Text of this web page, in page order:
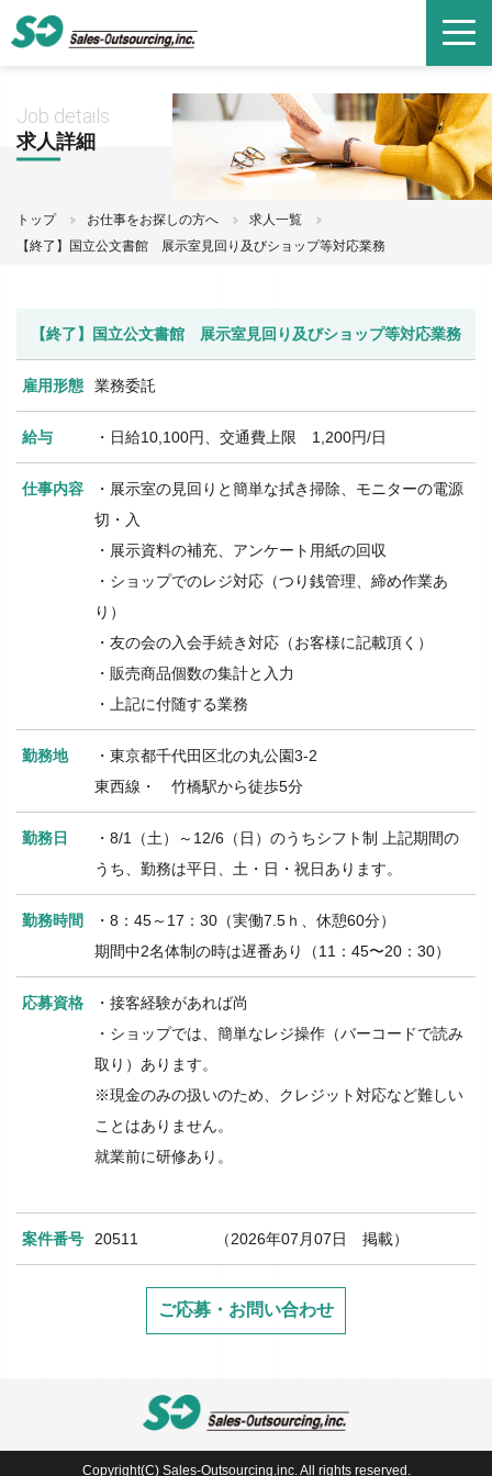
Job details
求人詳細
トップ お仕事をお探しの方へ
求人一覧
【終了】国立公文書館 展示室見回り及びショップ等対応業務
【終了】国立公文書館 展示室見回り及びショップ等対応業務
雇用形態 業務委託
給与 ・日給10,100円、交通費上限 1,200円/日
仕事内容
・展示室の見回りと簡単な拭き掃除、モニターの電源
切・入
・展示資料の補充、アンケート用紙の回収
・ショップでのレジ対応（つり銭管理、締め作業あ
り）
・友の会の入会手続き対応（お客様に記載頂く）
・販売商品個数の集計と入力
・上記に付随する業務
勤務地
・東京都千代田区北の丸公園3-2
東西線・ 竹橋駅から徒歩5分
勤務日
・8/1（土）～12/6（日）のうちシフト制 上記期間の
うち、勤務は平日、土・日・祝日あります。
勤務時間
・8：45～17：30（実働7.5ｈ、休憩60分）
期間中2名体制の時は遅番あり（11：45〜20：30）
応募資格
・接客経験があれば尚
・ショップでは、簡単なレジ操作（バーコードで読み
取り）あります。
※現金のみの扱いのため、クレジット対応など難しい
ことはありません。
就業前に研修あり。
案件番号 20511 （2026年07月07日 掲載）
ご応募・お問い合わせ
Copyright(C) Sales-Outsourcing.inc. All rights reserved.